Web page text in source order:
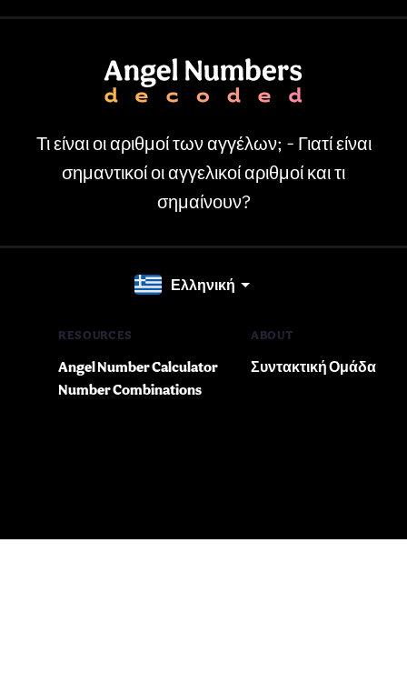
Τι είναι οι αριθμοί των αγγέλων; - Γιατί είναι
σημαντικοί οι αγγελικοί αριθμοί και τι
σημαίνουν?
Ελληνική
RESOURCES
Angel Number Calculator
Number Combinations
ABOUT
Συντακτική Ομάδα